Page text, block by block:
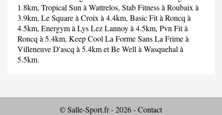
1.8km, Tropical Sun à Wattrelos, Stab Fitnessà Roubaix à
3.9km, Le Squareà Croix à 4.4km, Basic Fità Roncq à
4.5km, Energymà Lys Lez Lannoy à 4.5km, Pvn Fità
Roncq à 5.4km, Keep Cool La Forme Sans La Frimeà
Villeneuve D'ascq à 5.4km etBe Well à Wasquehal à
5.5km.
© Salle-Sport.fr - 2026 -Contact